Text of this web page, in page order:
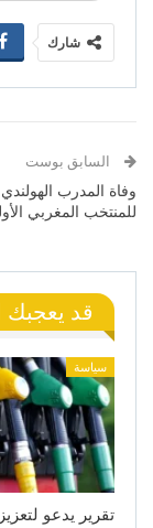
شارك
السابق بوست
وفاة المدرب
للمنتخب المغربي
قد يعجبك
سياسة
تقرير يدعو